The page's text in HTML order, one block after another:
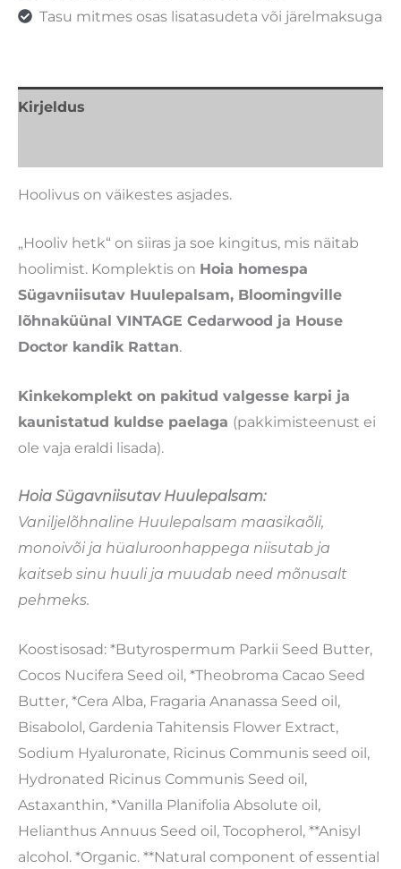
Tasu mitmes osas lisatasudeta või järelmaksuga
Kirjeldus
Hoolivus on väikestes asjades.
„Hooliv hetk“ on siiras ja soe kingitus, mis näitab
hoolimist. Komplektis on Hoia homespa
Sügavniisutav Huulepalsam, Bloomingville
lõhnaküünal VINTAGE Cedarwood ja House
Doctor kandik Rattan.
Kinkekomplekt on pakitud valgesse karpi ja
kaunistatud kuldse paelaga (pakkimisteenust ei
ole vaja eraldi lisada).
Hoia Sügavniisutav Huulepalsam:
Vaniljelõhnaline Huulepalsam maasikaõli,
monoivõi ja hüaluroonhappega niisutab ja
kaitseb sinu huuli ja muudab need mõnusalt
pehmeks.
Koostisosad: *Butyrospermum Parkii Seed Butter,
Cocos Nucifera Seed oil, *Theobroma Cacao Seed
Butter, *Cera Alba, Fragaria Ananassa Seed oil,
Bisabolol, Gardenia Tahitensis Flower Extract,
Sodium Hyaluronate, Ricinus Communis seed oil,
Hydronated Ricinus Communis Seed oil,
Astaxanthin, *Vanilla Planifolia Absolute oil,
Helianthus Annuus Seed oil, Tocopherol, **Anisyl
alcohol. *Organic. **Natural component of essential